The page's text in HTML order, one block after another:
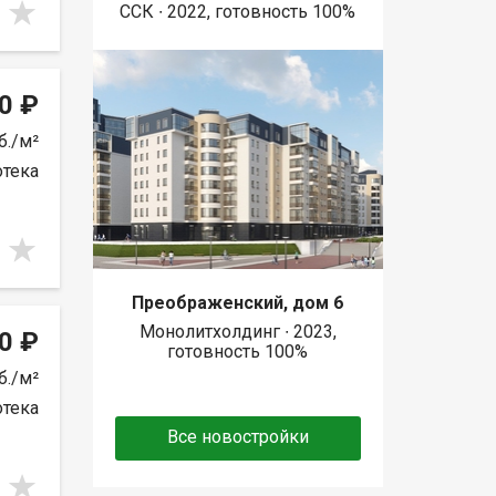
₽
м²
₽
м²
ССК ∙ 2022, готовность 100%
Преображенский, дом 6
Монолитхолдинг ∙ 2023,
готовность 100%
Все новостройки